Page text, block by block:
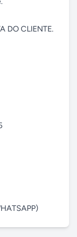
DO CLIENTE.